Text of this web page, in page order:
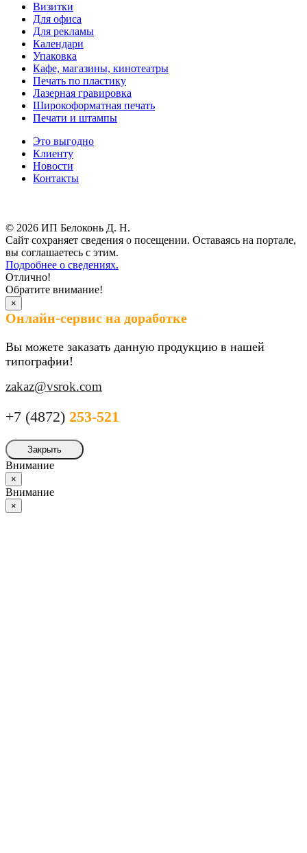
Визитки
Для офиса
Для рекламы
Календари
Упаковка
Кафе, магазины, кинотеатры
Печать по пластику
Лазерная гравировка
Широкоформатная печать
Печати и штампы
Это выгодно
Клиенту
Новости
Контакты
© 2026 ИП Белоконь Д. Н.
Сайт сохраняет сведения о посещении. Оставаясь на портале,
вы соглашаетесь с этим.
Подробнее о сведениях.
Отлично!
Обратите внимание!
×
Онлайн-сервис на доработке
Вы можете заказать данную продукцию в нашей
типографии!
zakaz@vsrok.com
+7 (4872) 253-521
Закрыть
Внимание
×
Внимание
×